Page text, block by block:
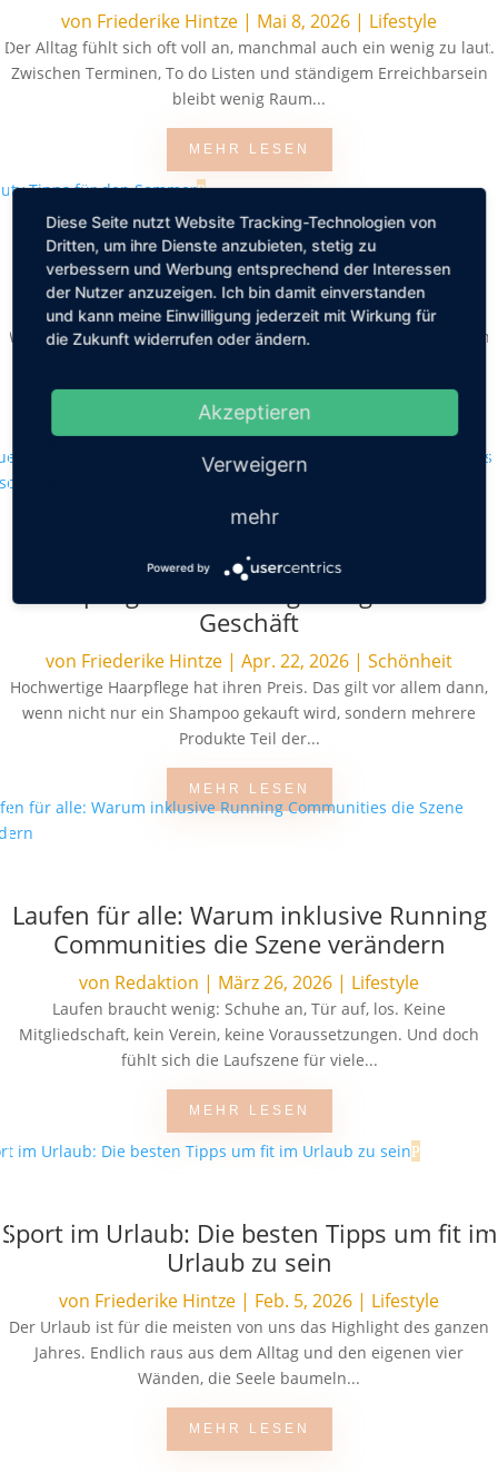
von Friederike Hintze | Mai 8, 2026 | Lifestyle
Der Alltag fühlt sich oft voll an, manchmal auch ein wenig zu laut.
Zwischen Terminen, To do Listen und ständigem Erreichbarsein
bleibt wenig Raum...
MEHR LESEN
Beauty Tipps für den Sommer
vonFriederike Hintze|Mai 5, 2026|Schönheit
Wenn die Temperaturen steigen, verlangt die Körperpflege nach
häufigeres Duschen stellen Haut,...
MEHR LESEN
Aktuelle Preisstudie bei Premium-
Geschäft
von Friederike Hintze | Apr. 22, 2026 | Schönheit
Hochwertige Haarpflege hat ihren Preis. Das gilt vor allem dann,
wenn nicht nur ein Shampoo gekauft wird, sondern mehrere
Produkte Teil der...
MEHR LESEN
Laufen für alle: Warum inklusive Running
Communities die Szene verändern
von Redaktion | März 26, 2026 | Lifestyle
Laufen braucht wenig: Schuhe an, Tür auf, los. Keine
Mitgliedschaft, kein Verein, keine Voraussetzungen. Und doch
fühlt sich die Laufszene für viele...
MEHR LESEN
Sport im Urlaub: Die besten Tipps um fit im
Urlaub zu sein
von Friederike Hintze | Feb. 5, 2026 | Lifestyle
Der Urlaub ist für die meisten von uns das Highlight des ganzen
Jahres. Endlich raus aus dem Alltag und den eigenen vier
Wänden, die Seele baumeln...
MEHR LESEN
Diese Seite nutzt Website Tracking-Technologien von
Dritten, um ihre Dienste anzubieten, stetig zu
verbessern und Werbung entsprechend der Interessen
der Nutzer anzuzeigen. Ich bin damit einverstanden
und kann meine Einwilligung jederzeit mit Wirkung für
die Zukunft widerrufen oder ändern.
Akzeptieren
Verweigern
mehr
Powered by